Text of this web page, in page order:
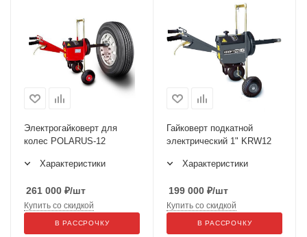
Электрогайковерт для
колес POLARUS-12
Характеристики
261 000 ₽/шт
Купить со скидкой
В РАССРОЧКУ
Гайковерт подкатной
электрический 1" KRW12
Характеристики
199 000 ₽/шт
Купить со скидкой
В РАССРОЧКУ